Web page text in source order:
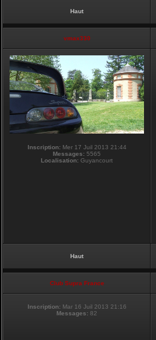
Haut
vmax330
Inscription:Mer 17 Juil 2013 21:44
Messages: 5565
Localisation: Guyancourt
Haut
Club Supra France
Inscription: Mar 16 Juil 2013 21:16
Messages: 82